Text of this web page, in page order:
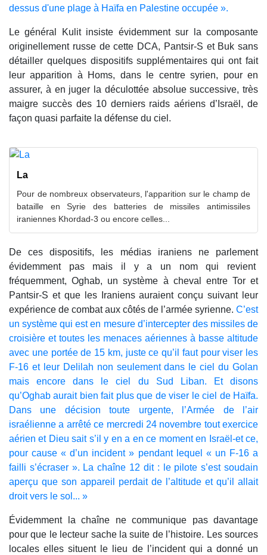
dessus d'une plage à Haïfa en Palestine occupée ».
Le général Kulit insiste évidemment sur la composante
originellement russe de cette DCA, Pantsir-S et Buk sans
détailler quelques dispositifs supplémentaires qui ont fait
leur apparition à Homs, dans le centre syrien, pour en
assurer, à en juger la déculottée absolue successive, très
maigre succès des 10 derniers raids aériens d’Israël, de
façon quasi parfaite la défense du ciel.
La
Pour de nombreux observateurs, l'apparition sur le champ de
bataille en Syrie des batteries de missiles antimissiles
iraniennes Khordad-3 ou encore celles...
De ces dispositifs, les médias iraniens ne parlement
évidemment pas mais il y a un nom qui revient
fréquemment, Oghab, un système à cheval entre Tor et
Pantsir-S et que les Iraniens auraient conçu suivant leur
expérience de combat aux côtés de l’armée syrienne. C’est
un système qui est en mesure d’intercepter des missiles de
croisière et toutes les menaces aériennes à basse altitude
avec une portée de 15 km, juste ce qu’il faut pour viser les
F-16 et leur Delilah non seulement dans le ciel du Golan
mais encore dans le ciel du Sud Liban. Et disons
qu’Oghab aurait bien fait plus que de viser le ciel de Haïfa.
Dans une décision toute urgente, l’Armée de l’air
israélienne a arrêté ce mercredi 24 novembre tout exercice
aérien et Dieu sait s’il y en a en ce moment en Israël-et ce,
pour cause « d’un incident » pendant lequel « un F-16 a
failli s’écraser ». La chaîne 12 dit : le pilote s’est soudain
aperçu que son appareil perdait de l’altitude et qu’il allait
droit vers le sol... »
Évidemment la chaîne ne communique pas davantage
pour que le lecteur sache la suite de l’histoire. Les sources
locales elles situent le lieu de l’incident qui a donné un